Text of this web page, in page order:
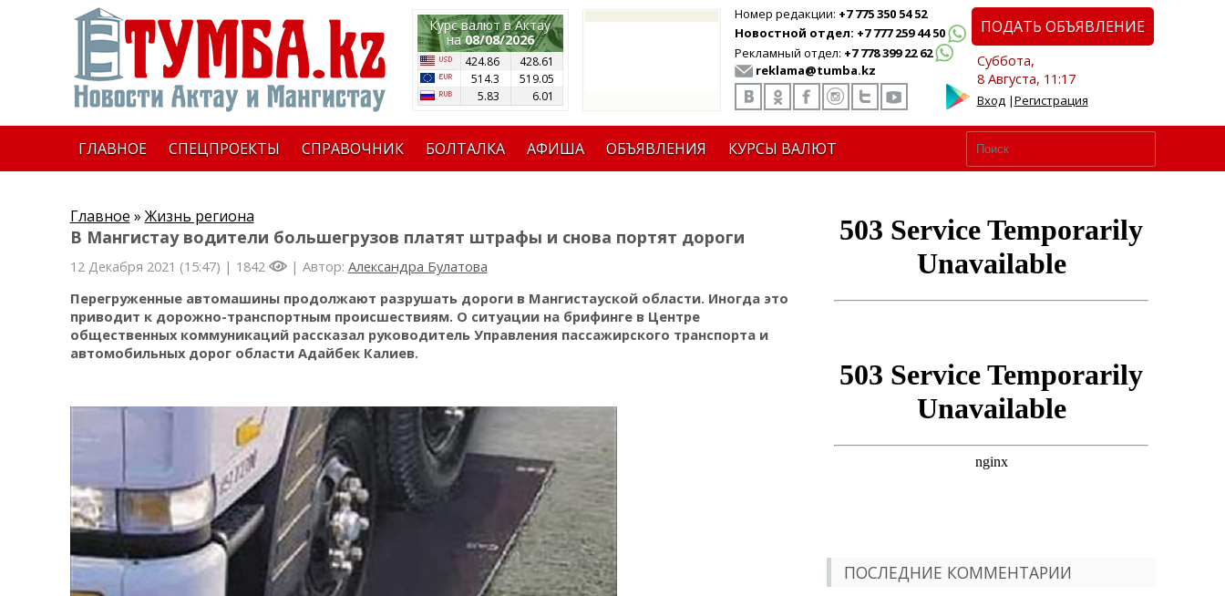
Курс валют в Актау
на08/08/2026
424.86
428.61
514.3
519.05
5.83
6.01
Номер редакции: +7 775 350 54 52
Новостной отдел: +7 777 259 44 50
Рекламный отдел: +7 778 399 22 62
reklama@tumba.kz
ПОДАТЬ ОБЪЯВЛЕНИЕ
Суббота,
8 Августа, 11:17
Вход|Регистрация
ГЛАВНОЕ СПЕЦПРОЕКТЫ СПРАВОЧНИК БОЛТАЛКА АФИША ОБЪЯВЛЕНИЯ КУРСЫ ВАЛЮТ
Главное » Жизнь региона
В Мангистау водители большегрузов платят штрафы и снова портят дороги
12 Декабря 2021 (15:47) | 1842 | Автор: Александра Булатова
Перегруженные автомашины продолжают разрушать дороги в Мангистауской области. Иногда это
приводит к дорожно-транспортным происшествиям. О ситуации на брифинге в Центре
общественных коммуникаций рассказал руководитель Управления пассажирского транспорта и
автомобильных дорог области Адайбек Калиев.
ПОСЛЕДНИЕ КОММЕНТАРИИ